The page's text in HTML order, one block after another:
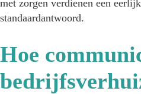
met zorgen verdienen een
standaardantwoord.
Hoe